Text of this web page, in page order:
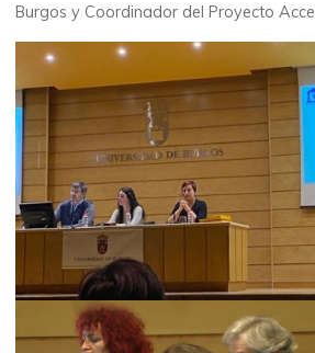
Burgos y Coordinador del Proyecto